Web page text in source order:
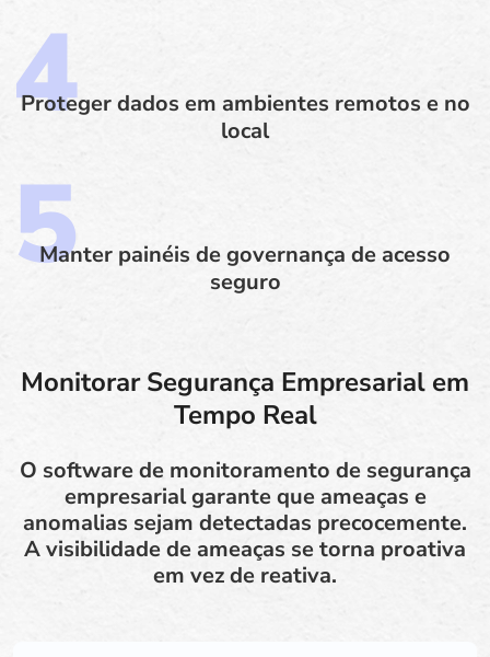
Proteger dados em ambientes remotos e no
local
Manter painéis de governança de acesso
seguro
Monitorar Segurança Empresarial em
Tempo Real
O software de monitoramento de segurança
empresarial garante que ameaças e
anomalias sejam detectadas precocemente.
A visibilidade de ameaças se torna proativa
em vez de reativa.